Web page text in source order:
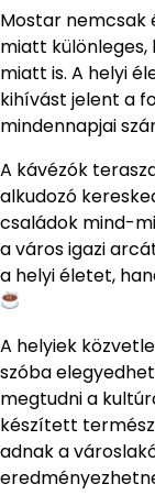
Mostar nemcsak
miatt
miatt is. A helyi
kihívást jelent a
mindennapjai
A kávézók
alkudozó
családok mind-
a város igazi
a helyi életet,
A helyiek
szóba
megtudni a
készített
adnak a